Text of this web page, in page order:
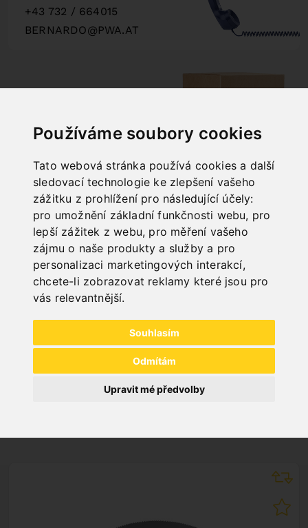
Používáme soubory cookies
Tato webová stránka používá cookies a další
sledovací technologie ke zlepšení vašeho
zážitku z prohlížení pro následující účely:
pro umožnění základní funkčnosti webu, pro
lepší zážitek z webu, pro měření vašeho
zájmu o naše produkty a služby a pro
personalizaci marketingových interakcí,
chcete-li zobrazovat reklamy které jsou pro
vás relevantnější.
Souhlasím
Odmítám
Upravit mé předvolby
+43 732 / 664015
BERNARDO@PWA.AT
SCHNELLE
ONLINE
KATALOGE